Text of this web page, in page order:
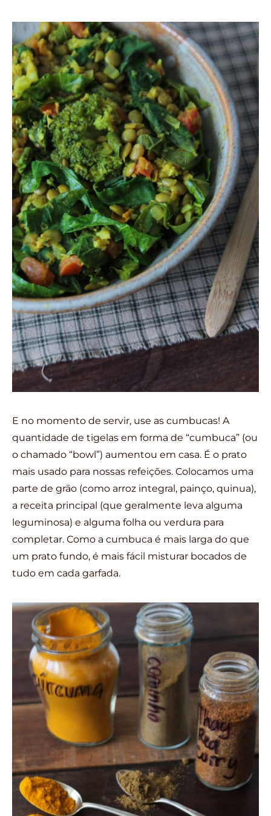
E no momento de servir, use as cumbucas! A
quantidade de tigelas em forma de “cumbuca” (ou
o chamado “bowl”) aumentou em casa. É o prato
mais usado para nossas refeições. Colocamos uma
parte de grão (como arroz integral, painço, quinua),
a receita principal (que geralmente leva alguma
leguminosa) e alguma folha ou verdura para
completar. Como a cumbuca é mais larga do que
um prato fundo, é mais fácil misturar bocados de
tudo em cada garfada.